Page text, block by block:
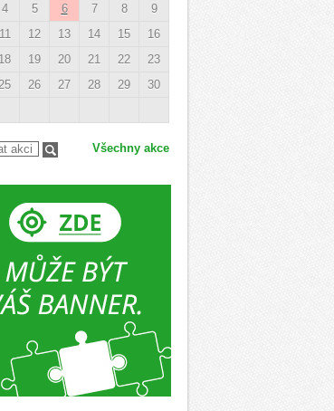
4 5 6 7 8
9
11 12 13 14 15
16
18 19 20 21 22
23
25 26 27 28 29
30
Všechny akce